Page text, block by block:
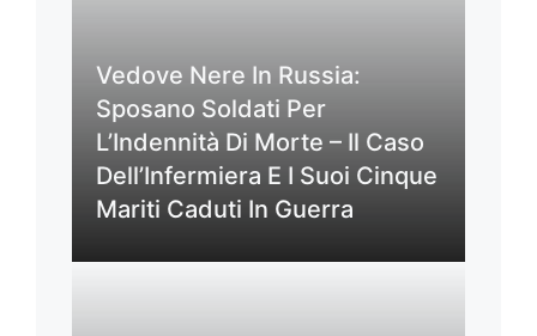
Vedove Nere In Russia:
Sposano Soldati Per
L’Indennità Di Morte – Il Caso
Dell’Infermiera E I Suoi Cinque
Mariti Caduti In Guerra